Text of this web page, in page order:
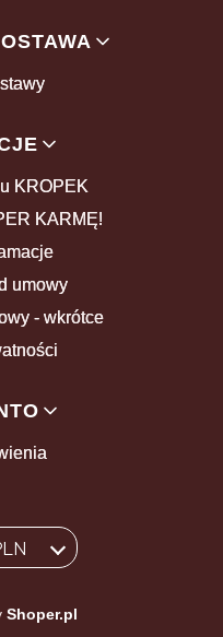
KROPEK
KARMĘ!
umowy
- wkrótce
waluta:
Shoper.pl